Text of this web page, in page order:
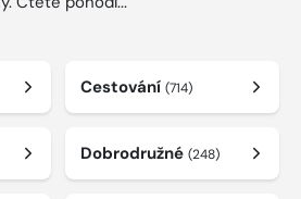
Cestování (714)
Dobrodružné (248)